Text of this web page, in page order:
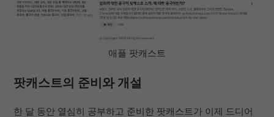
애플 팟캐스트
팟캐스트의 준비와 개설
한 달 동안 열심히 공부하고 준비한 팟캐스트가 이제 드디어